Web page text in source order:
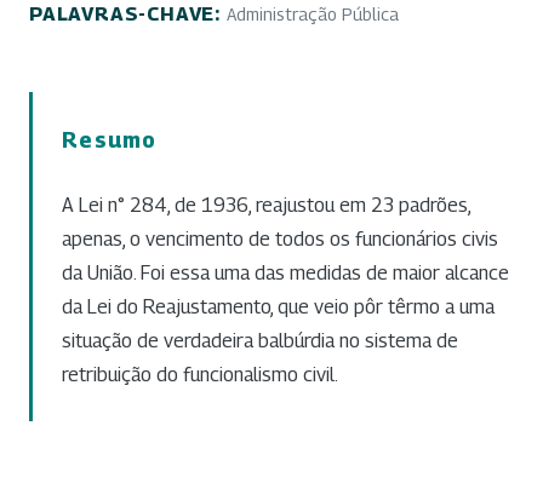
PALAVRAS-CHAVE: Administração Pública
Resumo
A Lei n° 284, de 1936, reajustou em 23 padrões,
apenas, o vencimento de todos os funcionários civis
da União. Foi essa uma das medidas de maior alcance
da Lei do Reajustamento, que veio pôr têrmo a uma
situação de verdadeira balbúrdia no sistema de
retribuição do funcionalismo civil.